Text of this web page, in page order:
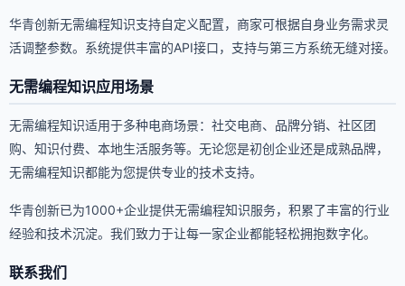
华青创新无需编程知识支持自定义配置，商家可根据自身业务需求灵
活调整参数。系统提供丰富的API接口，支持与第三方系统无缝对接。
无需编程知识应用场景
无需编程知识适用于多种电商场景：社交电商、品牌分销、社区团
购、知识付费、本地生活服务等。无论您是初创企业还是成熟品牌，
无需编程知识都能为您提供专业的技术支持。
华青创新已为1000+企业提供无需编程知识服务，积累了丰富的行业
经验和技术沉淀。我们致力于让每一家企业都能轻松拥抱数字化。
联系我们